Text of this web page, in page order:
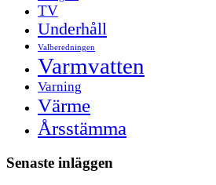
TV
Underhåll
Valberedningen
Varmvatten
Varning
Värme
Årsstämma
Senaste inläggen